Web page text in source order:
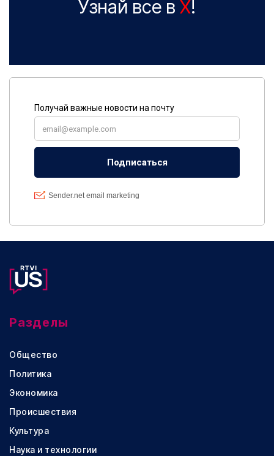
Узнай все в X!
Разделы
Общество
Политика
Экономика
Происшествия
Культура
Наука и технологии